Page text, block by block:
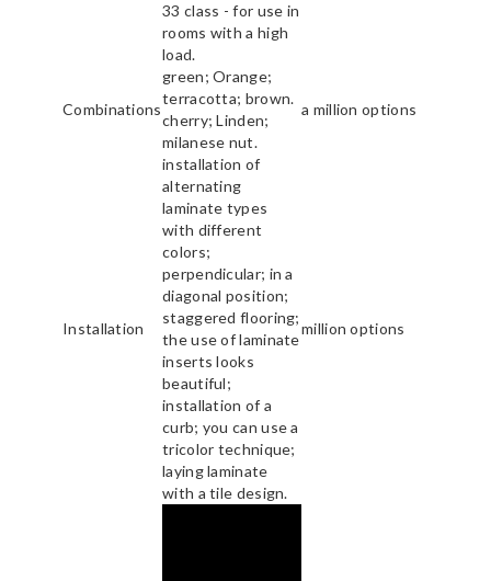
33 class - for use in
rooms with a high
load.
Combinations
green; Orange;
terracotta; brown.
cherry; Linden;
milanese nut.
a million options
Installation
installation of
alternating
laminate types
with different
colors;
perpendicular; in a
diagonal position;
staggered flooring;
the use of laminate
inserts looks
beautiful;
installation of a
curb; you can use a
tricolor technique;
laying laminate
with a tile design.
million options